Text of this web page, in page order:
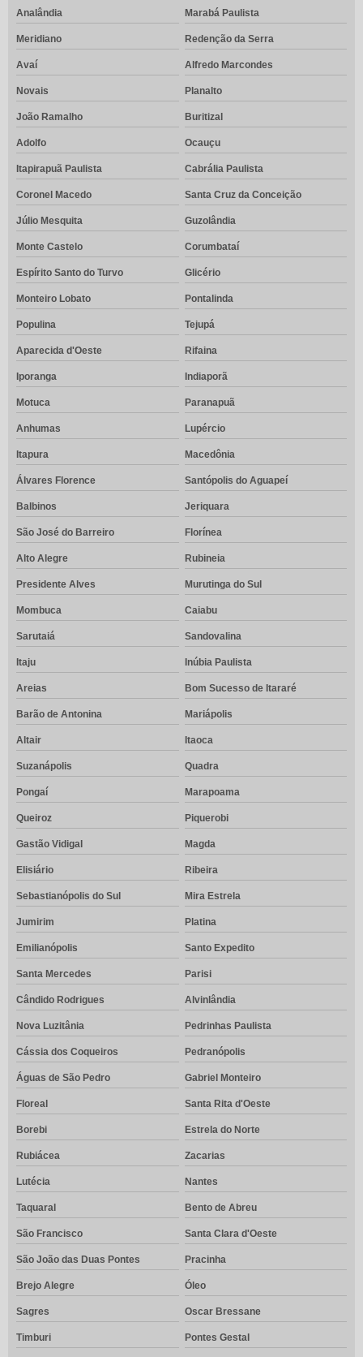
Analândia Marabá Paulista
Meridiano Redenção da Serra
Avaí Alfredo Marcondes
Novais Planalto
João Ramalho Buritizal
Adolfo Ocauçu
Itapirapuã Paulista Cabrália Paulista
Coronel Macedo Santa Cruz da Conceição
Júlio Mesquita Guzolândia
Monte Castelo Corumbataí
Espírito Santo do Turvo Glicério
Monteiro Lobato Pontalinda
Populina Tejupá
Aparecida d'Oeste Rifaina
Iporanga Indiaporã
Motuca Paranapuã
Anhumas Lupércio
Itapura Macedônia
Álvares Florence Santópolis do Aguapeí
Balbinos Jeriquara
São José do Barreiro Florínea
Alto Alegre Rubineia
Presidente Alves Murutinga do Sul
Mombuca Caiabu
Sarutaiá Sandovalina
Itaju Inúbia Paulista
Areias Bom Sucesso de Itararé
Barão de Antonina Mariápolis
Altair Itaoca
Suzanápolis Quadra
Pongaí Marapoama
Queiroz Piquerobi
Gastão Vidigal Magda
Elisiário Ribeira
Sebastianópolis do Sul Mira Estrela
Jumirim Platina
Emilianópolis Santo Expedito
Santa Mercedes Parisi
Cândido Rodrigues Alvinlândia
Nova Luzitânia Pedrinhas Paulista
Cássia dos Coqueiros Pedranópolis
Águas de São Pedro Gabriel Monteiro
Floreal Santa Rita d'Oeste
Borebi Estrela do Norte
Rubiácea Zacarias
Lutécia Nantes
Taquaral Bento de Abreu
São Francisco Santa Clara d'Oeste
São João das Duas Pontes Pracinha
Brejo Alegre Óleo
Sagres Oscar Bressane
Timburi Pontes Gestal